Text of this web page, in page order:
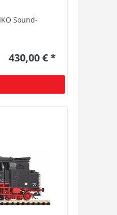
Sound-
430,00 € *